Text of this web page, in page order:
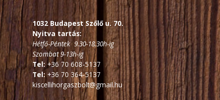
1032 Budapest Szőlő u. 70.
Nyitva tartás:
Hétfő-Péntek 9.30-18.30h-ig
Szombat 9-13h-ig
Tel:+36 70 608-5137
Tel: +36 70 364-5137
kiscellihorgaszbolt@gmail.hu